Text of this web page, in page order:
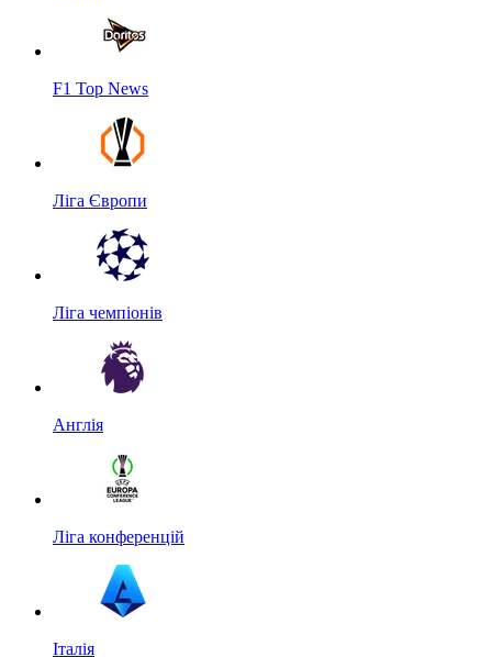
F1 Top News
Ліга Європи
Ліга чемпіонів
Англія
Ліга конференцій
Італія